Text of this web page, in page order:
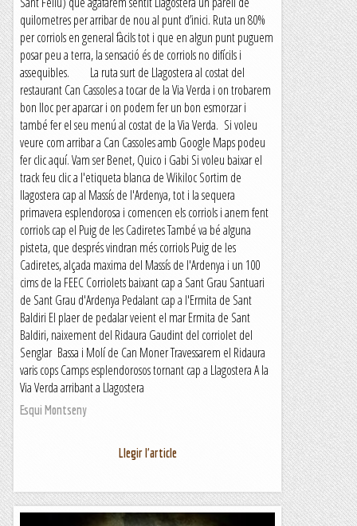
quilometres per arribar de nou al punt d’inici. Ruta un 80%
per corriols en general fàcils tot i que en algun punt puguem
posar peu a terra, la sensació és de corriols no difícils i
assequibles. La ruta surt de Llagostera al costat del
restaurant Can Cassoles a tocar de la Via Verda i on trobarem
bon lloc per aparcar i on podem fer un bon esmorzar i
també fer el seu menú al costat de la Via Verda. Si voleu
veure com arribar a Can Cassoles amb Google Maps podeu
fer clic aquí. Vam ser Benet, Quico i Gabi Si voleu baixar el
track feu clic a l'etiqueta blanca de Wikiloc Sortim de
llagostera cap al Massís de l'Ardenya, tot i la sequera
primavera esplendorosa i comencen els corriols i anem fent
corriols cap el Puig de les Cadiretes També va bé alguna
pisteta, que després vindran més corriols Puig de les
Cadiretes, alçada maxima del Massís de l'Ardenya i un 100
cims de la FEEC Corriolets baixant cap a Sant Grau Santuari
de Sant Grau d'Ardenya Pedalant cap a l'Ermita de Sant
Baldiri El plaer de pedalar veient el mar Ermita de Sant
Baldiri, naixement del Ridaura Gaudint del corriolet del
Senglar Bassa i Molí de Can Moner Travessarem el Ridaura
varis cops Camps esplendorosos tornant cap a Llagostera A la
Via Verda arribant a Llagostera
Esqui Montseny
Llegir l'article